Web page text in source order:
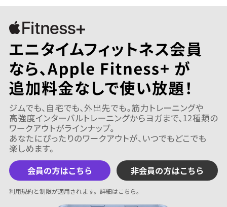
会員の方はこちら 非会員の方はこちら
利用規約と制限が適用されます。 詳細はこちら。